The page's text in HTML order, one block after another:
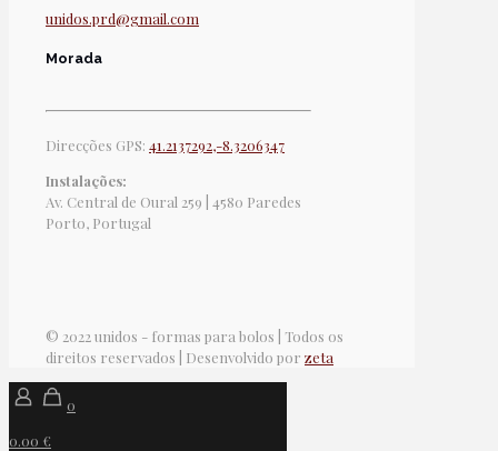
unidos.prd@gmail.com
Morada
Direcções GPS: 41.2137292,-8.3206347
Instalações:
Av. Central de Oural 259 | 4580 Paredes
Porto, Portugal
© 2022 unidos - formas para bolos | Todos os
direitos reservados | Desenvolvido por zeta
0
0.00 €